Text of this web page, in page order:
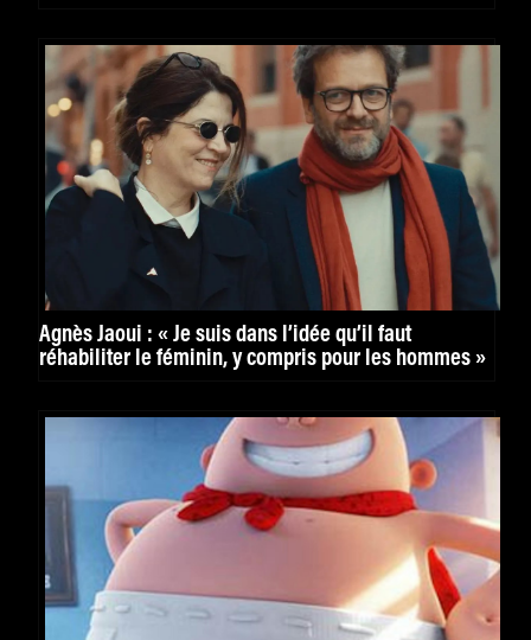
Agnès Jaoui : « Je suis dans l’idée qu’il faut
réhabiliter le féminin, y compris pour les hommes »